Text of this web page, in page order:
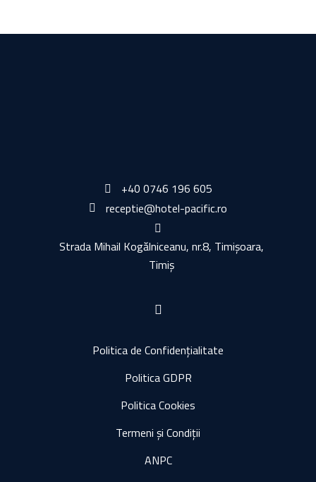
+40 0746 196 605
receptie@hotel-pacific.ro
Strada Mihail Kogălniceanu, nr.8, Timișoara,
Timiș
Politica de Confidențialitate
Politica GDPR
Politica Cookies
Termeni și Condiții
ANPC